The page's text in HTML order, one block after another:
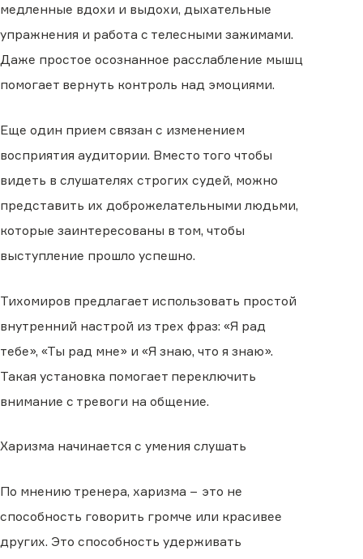
медленные вдохи и выдохи, дыхательные
упражнения и работа с телесными зажимами.
Даже простое осознанное расслабление мышц
помогает вернуть контроль над эмоциями.
Еще один прием связан с изменением
восприятия аудитории. Вместо того чтобы
видеть в слушателях строгих судей, можно
представить их доброжелательными людьми,
которые заинтересованы в том, чтобы
выступление прошло успешно.
Тихомиров предлагает использовать простой
внутренний настрой из трех фраз: «Я рад
тебе», «Ты рад мне» и «Я знаю, что я знаю».
Такая установка помогает переключить
внимание с тревоги на общение.
Харизма начинается с умения слушать
По мнению тренера, харизма − это не
способность говорить громче или красивее
других. Это способность удерживать